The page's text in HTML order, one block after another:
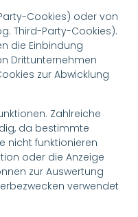
Cookies) oder von
Third-Party-Cookies).
die Einbindung
Drittunternehmen
zur Abwicklung
Zahlreiche
da bestimmte
nicht funktionieren
oder die Anzeige
zur Auswertung
verwendet